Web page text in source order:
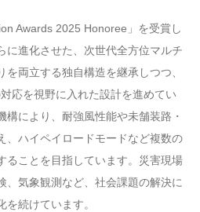
Awards 2025 Honoree」を受賞し
に進化させた、次世代全方位マルチ
両立する独自構造を継承しつつ、
応を視野に入れた設計を進めてい
構により、耐強風性能や未舗装路・
、ハイペイロードモードなど複数の
ることを目指しています。災害現場
、気象観測など、社会課題の解決に
続けています。